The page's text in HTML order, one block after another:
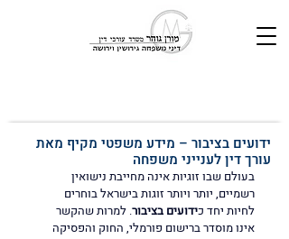
ידועים בציבור – מידע משפטי מקיף מאת
עורך דין לענייני משפחה
בעולם שבו זוגיות אינה מחייבת נישואין
רשמיים, יותר ויותר זוגות בישראל בוחרים
לחיות יחד כידועים בציבור. למרות שהקשר
אינו מוסדר ברישום פורמלי, החוק והפסיקה